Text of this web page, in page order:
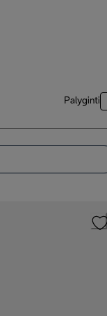
Palyginti